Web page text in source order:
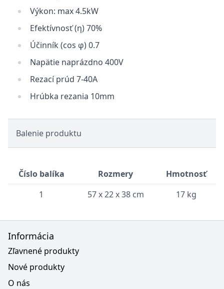
Výkon: max 4.5kW
Efektívnosť (η) 70%
Účinník (cos φ) 0.7
Napätie naprázdno 400V
Rezací prúd 7-40A
Hrúbka rezania 10mm
Balenie produktu
Číslo balíka Rozmery
Hmotnosť
1
57 x 22 x 38 cm 17 kg
Informácia
Zľavnené produkty
Nové produkty
O nás